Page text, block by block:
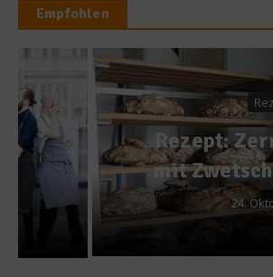
Empfohlen
Rezepte
Rezept:
mit Zwetschgen-
24. Oktober 2013